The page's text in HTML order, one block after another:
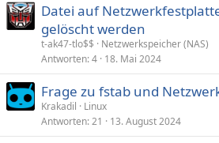
Datei auf
gelöscht werden
t-ak47-tlo$$
Netzwerkspeicher (NAS)
Antworten 4 18. Mai 2024
Frage zu fstab und
Krakadil
Linux
Antworten 21 13. August 2024